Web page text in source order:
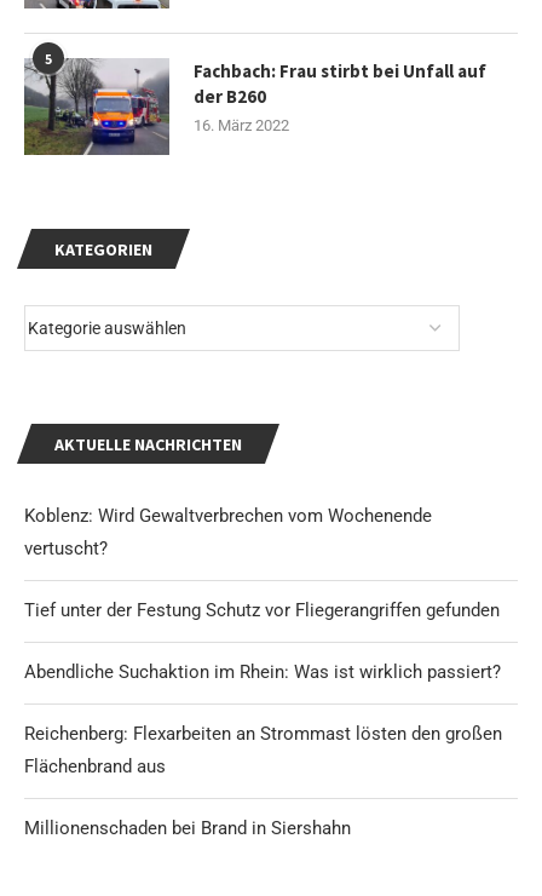
KATEGORIEN
AKTUELLE NACHRICHTEN
Koblenz: Wird Gewaltverbrechen vom Wochenende
vertuscht?
Tief unter der Festung Schutz vor Fliegerangriffen gefunden
Abendliche Suchaktion im Rhein: Was ist wirklich passiert?
Reichenberg: Flexarbeiten an Strommast lösten den großen
Flächenbrand aus
Millionenschaden bei Brand in Siershahn
5
Fachbach: Frau stirbt bei Unfall auf
der B260
16. März 2022